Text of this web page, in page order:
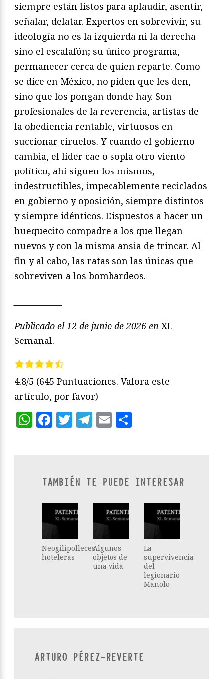
siempre están listos para aplaudir, asentir,
señalar, delatar. Expertos en sobrevivir, su
ideología no es la izquierda ni la derecha
sino el escalafón; su único programa,
permanecer cerca de quien reparte. Como
se dice en México, no piden que les den,
sino que los pongan donde hay. Son
profesionales de la reverencia, artistas de
la obediencia rentable, virtuosos en
succionar ciruelos. Y cuando el gobierno
cambia, el líder cae o sopla otro viento
político, ahí siguen los mismos,
indestructibles, impecablemente reciclados
en gobierno y oposición, siempre distintos
y siempre idénticos. Dispuestos a hacer un
huequecito compadre a los que llegan
nuevos y con la misma ansia de trincar. Al
fin y al cabo, las ratas son las únicas que
sobreviven a los bombardeos.
Publicado el 12 de junio de 2026 en XL
Semanal.
4.8/5 (645 Puntuaciones. Valora este
artículo, por favor)
WhatsApp
Facebook
Twitter
Telegram
Email
TAMBIÉN TE PUEDE INTERESAR
Neogilipolleces
hoteleras
Algunos
objetos de
una vida
La
supervivencia
del
legionario
Manolo
ARTURO PÉREZ-REVERTE